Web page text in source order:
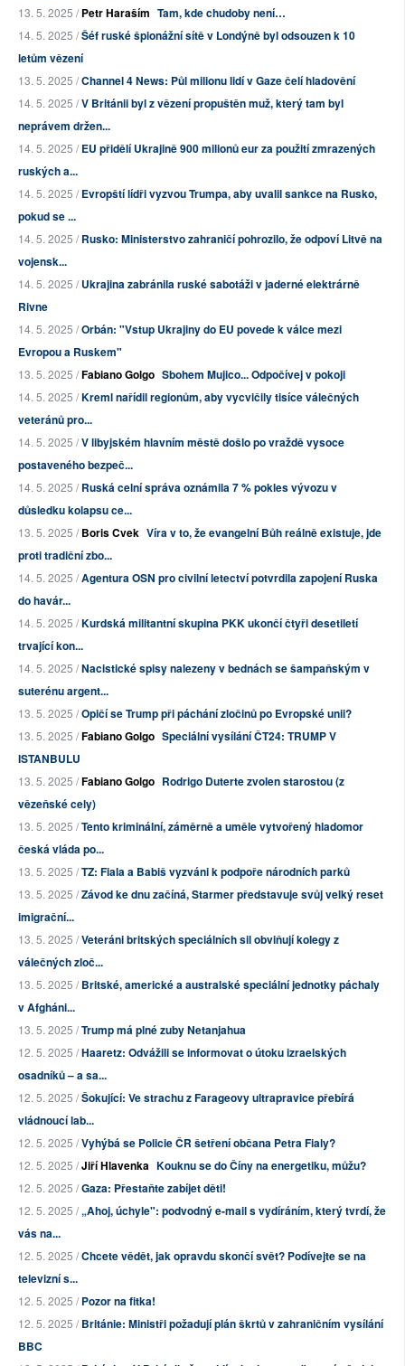
13. 5. 2025 /Petr Haraším Tam, kde chudoby není…
14. 5. 2025 /Šéf ruské špionážní sítě v Londýně byl odsouzen k 10
letům vězení
13. 5. 2025 /Channel 4 News: Půl milionu lidí v Gaze čelí hladovění
14. 5. 2025 /V Británii byl z vězení propuštěn muž, který tam byl
neprávem držen...
14. 5. 2025 /EU přidělí Ukrajině 900 milionů eur za použití zmrazených
ruských a...
14. 5. 2025 /Evropští lídři vyzvou Trumpa, aby uvalil sankce na Rusko,
pokud se ...
14. 5. 2025 /Rusko: Ministerstvo zahraničí pohrozilo, že odpoví Litvě na
vojensk...
14. 5. 2025 /Ukrajina zabránila ruské sabotáži v jaderné elektrárně
Rivne
14. 5. 2025 /Orbán: "Vstup Ukrajiny do EU povede k válce mezi
Evropou a Ruskem"
13. 5. 2025 /Fabiano Golgo Sbohem Mujico... Odpočívej v pokoji
14. 5. 2025 /Kreml nařídil regionům, aby vycvičily tisíce válečných
veteránů pro...
14. 5. 2025 /V libyjském hlavním městě došlo po vraždě vysoce
postaveného bezpeč...
14. 5. 2025 /Ruská celní správa oznámila 7 % pokles vývozu v
důsledku kolapsu ce...
13. 5. 2025 /Boris Cvek Víra v to, že evangelní Bůh reálně existuje, jde
proti tradiční zbo...
14. 5. 2025 /Agentura OSN pro civilní letectví potvrdila zapojení Ruska
do havár...
14. 5. 2025 /Kurdská militantní skupina PKK ukončí čtyři desetiletí
trvající kon...
14. 5. 2025 /Nacistické spisy nalezeny v bednách se šampaňským v
suterénu argent...
13. 5. 2025 /Opičí se Trump při páchání zločinů po Evropské unii?
13. 5. 2025 /Fabiano Golgo Speciální vysílání ČT24: TRUMP V
ISTANBULU
13. 5. 2025 /Fabiano Golgo Rodrigo Duterte zvolen starostou (z
vězeňské cely)
13. 5. 2025 /Tento kriminální, záměrně a uměle vytvořený hladomor
česká vláda po...
13. 5. 2025 /TZ: Fiala a Babiš vyzváni k podpoře národních parků
13. 5. 2025 /Závod ke dnu začíná, Starmer představuje svůj velký reset
imigrační...
13. 5. 2025 /Veteráni britských speciálních sil obviňují kolegy z
válečných zloč...
13. 5. 2025 /Britské, americké a australské speciální jednotky páchaly
v Afgháni...
13. 5. 2025 /Trump má plné zuby Netanjahua
12. 5. 2025 /Haaretz: Odvážili se informovat o útoku izraelských
osadníků – a sa...
12. 5. 2025 /Šokující: Ve strachu z Farageovy ultrapravice přebírá
vládnoucí lab...
12. 5. 2025 /Vyhýbá se Policie ČR šetření občana Petra Fialy?
12. 5. 2025 /Jiří Hlavenka Kouknu se do Číny na energetiku, můžu?
12. 5. 2025 /Gaza: Přestaňte zabíjet děti!
12. 5. 2025 /„Ahoj, úchyle": podvodný e-mail s vydíráním, který tvrdí, že
vás na...
12. 5. 2025 /Chcete vědět, jak opravdu skončí svět? Podívejte se na
televizní s...
12. 5. 2025 /Pozor na fitka!
12. 5. 2025 /Británie: Ministři požadují plán škrtů v zahraničním vysílání
BBC